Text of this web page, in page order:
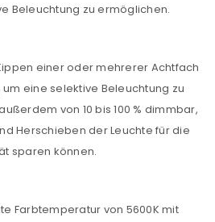
Beleuchtung zu ermöglichen.
einer oder mehrerer Achtfach
eine selektive Beleuchtung zu
von 10 bis 100 % dimmbar,
Herschieben der Leuchte für die
sparen können.
Farbtemperatur von 5600K mit